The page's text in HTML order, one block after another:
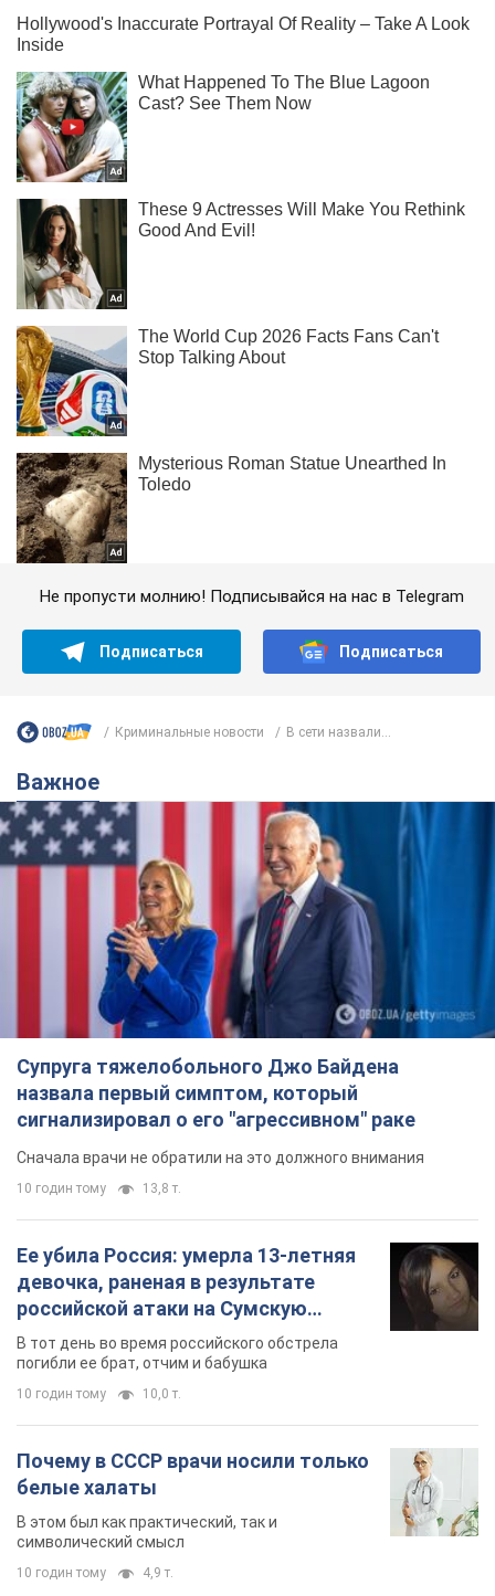
Не пропусти молнию! Подписывайся на нас в Telegram
Подписаться Подписаться
Криминальные новости В сети назвали...
Важное
Супруга тяжелобольного Джо Байдена
назвала первый симптом, который
сигнализировал о его "агрессивном" раке
Сначала врачи не обратили на это должного внимания
10 годин тому 13,8 т.
Ее убила Россия: умерла 13-летняя
девочка, раненая в результате
российской атаки на Сумскую
область. Фото
В тот день во время российского обстрела
погибли ее брат, отчим и бабушка
10 годин тому 10,0 т.
Почему в СССР врачи носили только
белые халаты
В этом был как практический, так и
символический смысл
10 годин тому 4,9 т.